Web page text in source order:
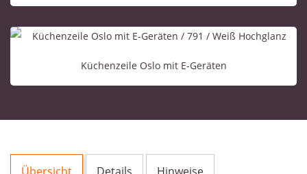
Küchenzeile Oslo mit E-Geräten